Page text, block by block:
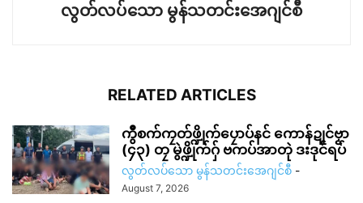
လွတ်လပ်သော မွန်သတင်းအေဂျင်စီ
RELATED ARTICLES
ကွဳစက်ကၠတ်ဖ္ဍိုက်ပၠောပ်နင် ကောန်ဍုင်ဗၟာ
(၄၃) တၠ မွဲဖ္ဍိုက်ဂှ် ဗကပ်အာတုဲ ဒးဒုင်ရပ်
လွတ်လပ်သော မွန်သတင်းအေဂျင်စီ -
August 7, 2026